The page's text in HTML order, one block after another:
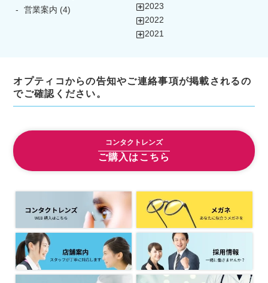
営業案内 (4)
2023
2022
2021
オプティコからの告知やご連絡事項が掲載されるの
でご確認ください。
コンタクトレンズ
ご購入はこちら